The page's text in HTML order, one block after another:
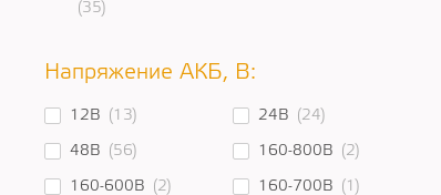
(35)
Напряжение АКБ, В:
12В (13) 24В (24)
48В (56) 160-800В (2)
160-600В (2) 160-700В (1)